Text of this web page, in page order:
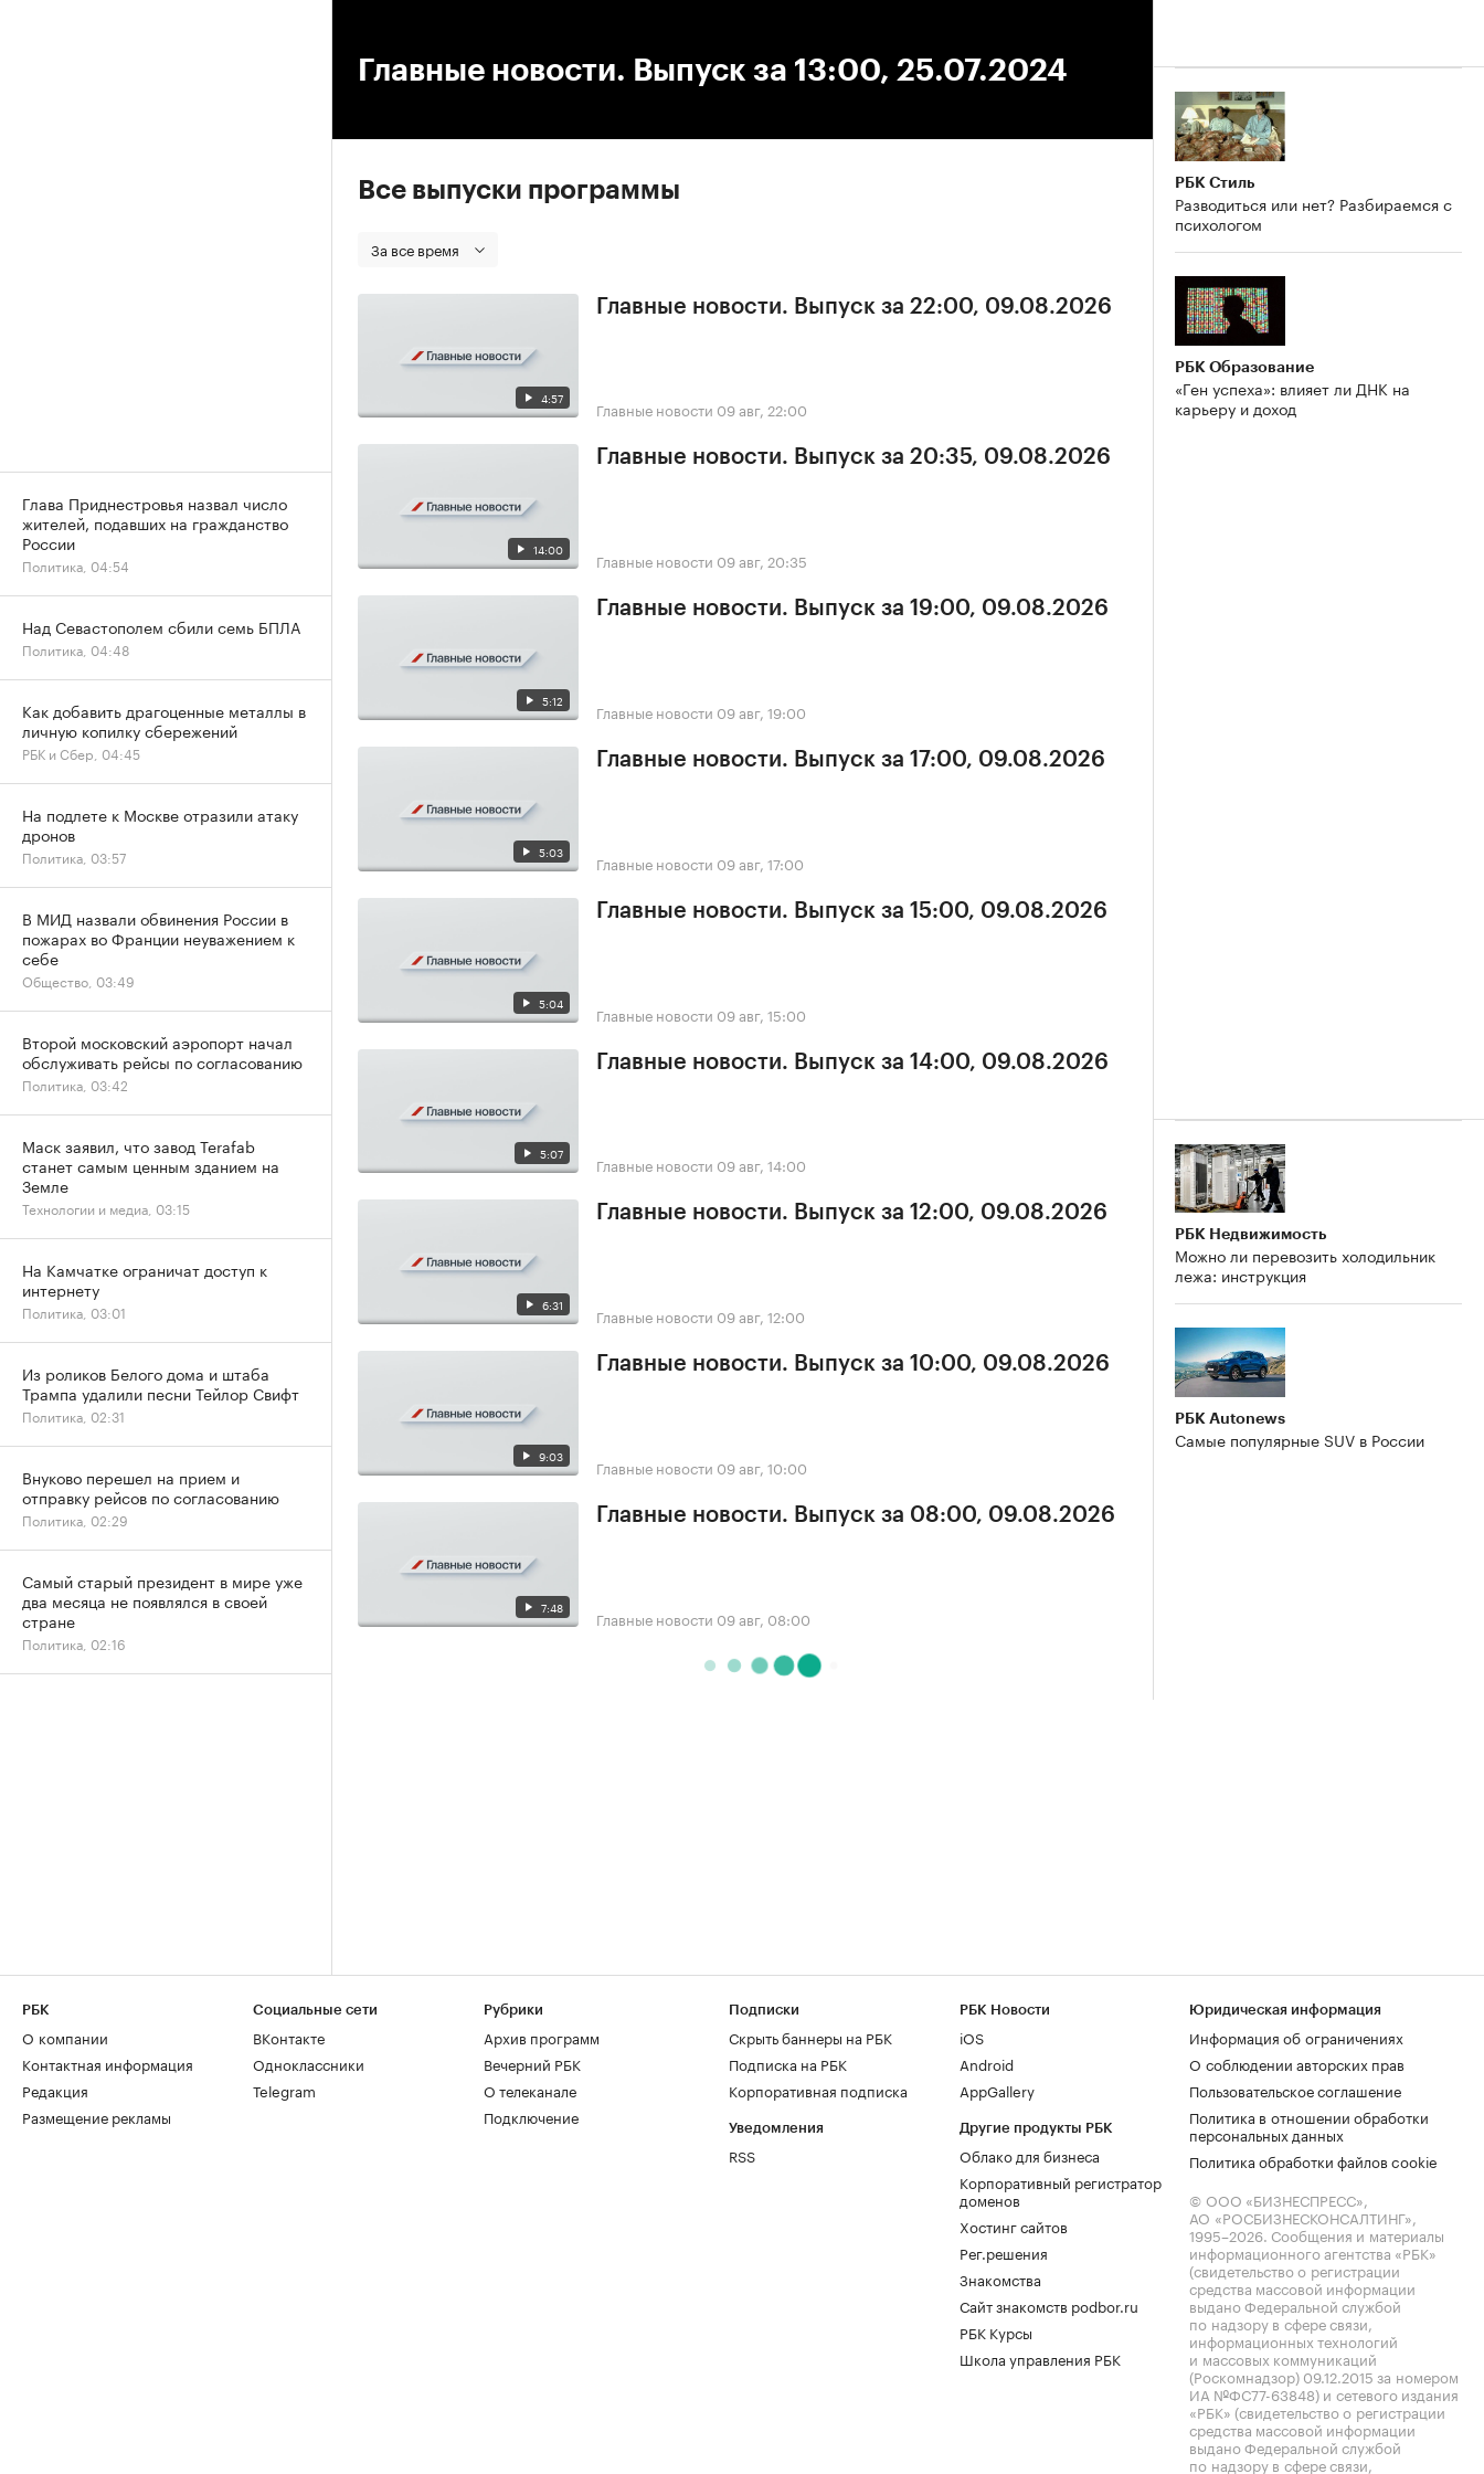
Главные новости. Выпуск за 13:00, 25.07.2024
Все выпуски программы
За все время
4:57
Главные новости. Выпуск за 22:00, 09.08.2026
Главные новости 09 авг, 22:00
14:00
Главные новости. Выпуск за 20:35, 09.08.2026
Главные новости 09 авг, 20:35
5:12
Главные новости. Выпуск за 19:00, 09.08.2026
Главные новости 09 авг, 19:00
5:03
Главные новости. Выпуск за 17:00, 09.08.2026
Главные новости 09 авг, 17:00
5:04
Главные новости. Выпуск за 15:00, 09.08.2026
Главные новости 09 авг, 15:00
5:07
Главные новости. Выпуск за 14:00, 09.08.2026
Главные новости 09 авг, 14:00
6:31
Главные новости. Выпуск за 12:00, 09.08.2026
Главные новости 09 авг, 12:00
9:03
Главные новости. Выпуск за 10:00, 09.08.2026
Главные новости 09 авг, 10:00
7:48
Главные новости. Выпуск за 08:00, 09.08.2026
Главные новости 09 авг, 08:00
РБК Стиль
Разводиться или нет? Разбираемся с
психологом
РБК Образование
«Ген успеха»: влияет ли ДНК на
карьеру и доход
РБК Недвижимость
Можно ли перевозить холодильник
лежа: инструкция
РБК Autonews
Самые популярные SUV в России
Глава Приднестровья назвал число
жителей, подавших на гражданство
России
Политика, 04:54
Над Севастополем сбили семь БПЛА
Политика, 04:48
Как добавить драгоценные металлы в
личную копилку сбережений
РБК и Сбер, 04:45
На подлете к Москве отразили атаку
дронов
Политика, 03:57
В МИД назвали обвинения России в
пожарах во Франции неуважением к
себе
Общество, 03:49
Второй московский аэропорт начал
обслуживать рейсы по согласованию
Политика, 03:42
Маск заявил, что завод Terafab
станет самым ценным зданием на
Земле
Технологии и медиа, 03:15
На Камчатке ограничат доступ к
интернету
Политика, 03:01
Из роликов Белого дома и штаба
Трампа удалили песни Тейлор Свифт
Политика, 02:31
Внуково перешел на прием и
отправку рейсов по согласованию
Политика, 02:29
Самый старый президент в мире уже
два месяца не появлялся в своей
стране
Политика, 02:16
РБК
О компании
Контактная информация
Редакция
Размещение рекламы
Социальные сети
ВКонтакте
Одноклассники
Telegram
Рубрики
Архив программ
Вечерний РБК
О телеканале
Подключение
Подписки
Скрыть баннеры на РБК
Подписка на РБК
Корпоративная подписка
Уведомления
RSS
РБК Новости
iOS
Android
AppGallery
Другие продукты РБК
Облако для бизнеса
Корпоративный регистратор
доменов
Хостинг сайтов
Рег.решения
Знакомства
Сайт знакомств podbor.ru
РБК Курсы
Школа управления РБК
Юридическая информация
Информация об ограничениях
О соблюдении авторских прав
Пользовательское соглашение
Политика в отношении обработки
персональных данных
Политика обработки файлов cookie
© ООО «БИЗНЕСПРЕСС»,
АО «РОСБИЗНЕСКОНСАЛТИНГ»,
1995–2026. Сообщения и материалы
информационного агентства «РБК»
(свидетельство о регистрации
средства массовой информации
выдано Федеральной службой
по надзору в сфере связи,
информационных технологий
и массовых коммуникаций
(Роскомнадзор) 09.12.2015 за номером
ИА №ФС77-63848) и сетевого издания
«РБК» (свидетельство о регистрации
средства массовой информации
выдано Федеральной службой
по надзору в сфере связи,